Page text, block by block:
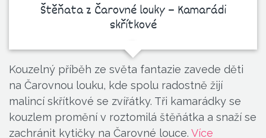
Štěňata z Čarovné louky – Kamarádi
skřítkové
Kouzelný příběh ze světa fantazie zavede děti
na Čarovnou louku, kde spolu radostně žijí
malincí skřítkové se zvířátky. Tři kamarádky se
kouzlem promění v roztomilá štěňátka a snaží se
zachránit kytičky na Čarovné louce. Více